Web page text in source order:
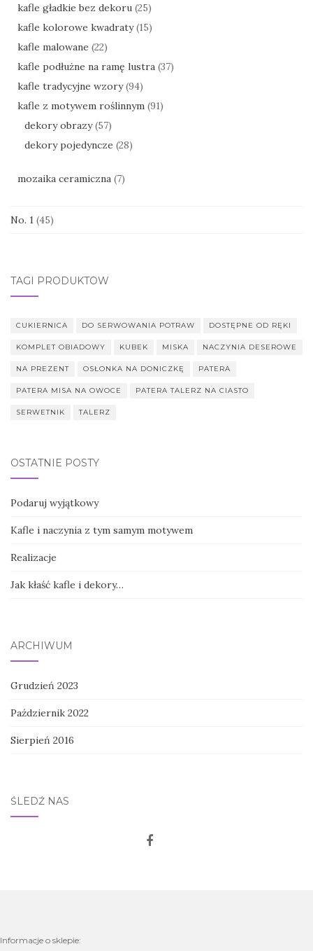
kafle gładkie bez dekoru (25)
kafle kolorowe kwadraty (15)
kafle malowane (22)
kafle podłużne na ramę lustra (37)
kafle tradycyjne wzory (94)
kafle z motywem roślinnym (91)
dekory obrazy (57)
dekory pojedyncze (28)
mozaika ceramiczna (7)
No. 1 (45)
TAGI PRODUKTÓW
CUKIERNICA DO SERWOWANIA POTRAW DOSTĘPNE OD RĘKI
KOMPLET OBIADOWY KUBEK MISKA NACZYNIA DESEROWE
NA PREZENT OSŁONKA NA DONICZKĘ PATERA
PATERA MISA NA OWOCE PATERA TALERZ NA CIASTO
SERWETNIK TALERZ
OSTATNIE POSTY
Podaruj wyjątkowy
Kafle i naczynia z tym samym motywem
Realizacje
Jak kłaść kafle i dekory…
ARCHIWUM
Grudzień 2023
Październik 2022
Sierpień 2016
ŚLEDŹ NAS
Informacje o sklepie: